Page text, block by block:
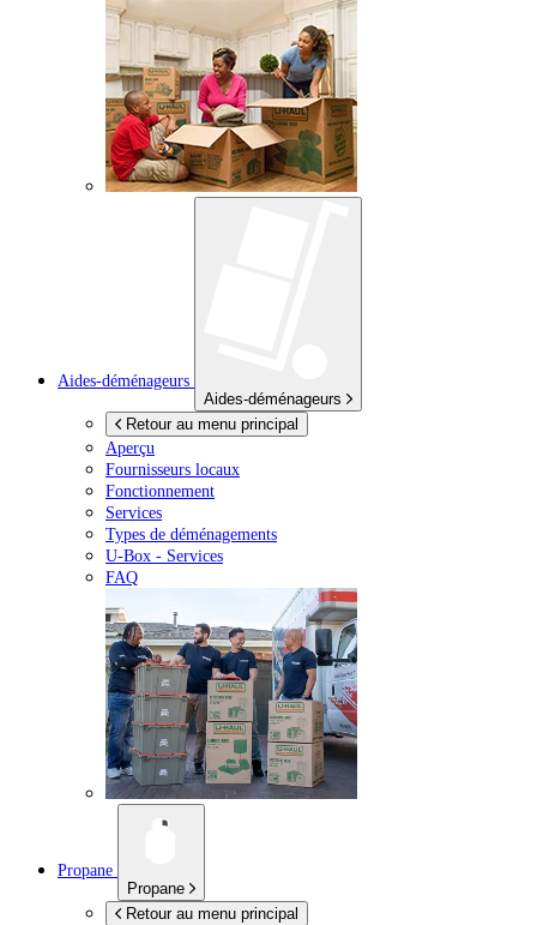
Aides-déménageurs
Aides-déménageurs
Retour au menu principal
Aperçu
Fournisseurs locaux
Fonctionnement
Services
Types de déménagements
U-Box - Services
FAQ
Propane
Propane
Retour au menu principal